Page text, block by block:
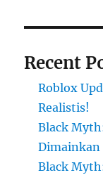
Recent
Roblox
Realistis!
Black
Dimainkan
Black